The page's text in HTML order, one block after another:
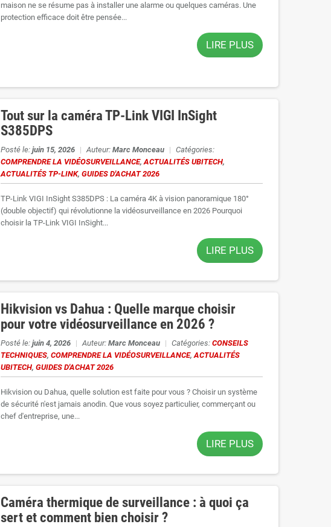
maison ne se résume pas à installer une alarme ou quelques caméras. Une
protection efficace doit être pensée...
LIRE PLUS
Tout sur la caméra TP-Link VIGI InSight
S385DPS
Posté le:juin 15, 2026 | Auteur:Marc Monceau |
Catégories:
COMPRENDRE LA VIDÉOSURVEILLANCE,ACTUALITÉS UBITECH,
ACTUALITÉS TP-LINK,GUIDES D'ACHAT 2026
TP-Link VIGI InSight S385DPS : La caméra 4K à vision panoramique 180°
(double objectif) qui révolutionne la vidéosurveillance en 2026 Pourquoi
choisir la TP-Link VIGI InSight...
LIRE PLUS
Hikvision vs Dahua : Quelle marque choisir
pour votre vidéosurveillance en 2026 ?
Posté le:juin 4, 2026 | Auteur:Marc Monceau | Catégories:CONSEILS
TECHNIQUES,COMPRENDRE LA VIDÉOSURVEILLANCE,ACTUALITÉS
UBITECH,GUIDES D'ACHAT 2026
Hikvision ou Dahua, quelle solution est faite pour vous ? Choisir un système
de sécurité n'est jamais anodin. Que vous soyez particulier, commerçant ou
chef d'entreprise, une...
LIRE PLUS
Caméra thermique de surveillance : à quoi ça
sert et comment bien choisir ?